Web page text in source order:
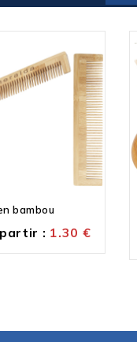
bambou
: 1.30 €